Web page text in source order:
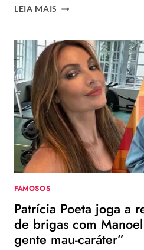
LEIA MAIS CANCELADA
SOCIAIS,
PATRÍCIA
POETA
RETORNA
DAS
FÉRIAS
E
SOBE
AUDIÊNCIA
DO
ENCONTRO
FAMOSOS
Patrícia Poeta joga a
de brigas com
gente mau-caráter”